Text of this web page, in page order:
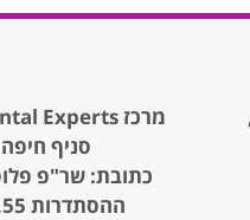
מרכז ME - Mental Experts,
סניף
כתובת: שר"פ
ההסתדרות 55, ק.3